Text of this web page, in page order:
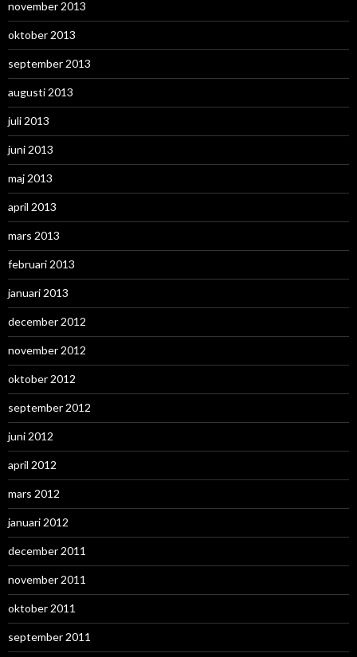
november 2013
oktober 2013
september 2013
augusti 2013
juli 2013
juni 2013
maj 2013
april 2013
mars 2013
februari 2013
januari 2013
december 2012
november 2012
oktober 2012
september 2012
juni 2012
april 2012
mars 2012
januari 2012
december 2011
november 2011
oktober 2011
september 2011